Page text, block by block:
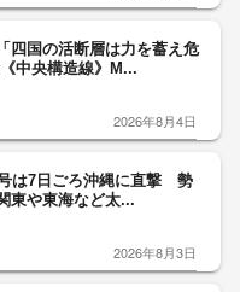
四国の活断層は力を蓄え危
中央構造線》M...
2026年8月4日
号は7日ごろ沖縄に直撃 勢
東や東海など太...
2026年8月3日